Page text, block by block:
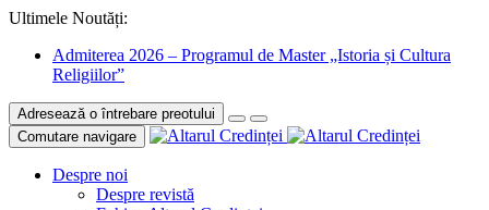
Ultimele Noutăți:
Admiterea 2026 – Programul de Master „Istoria și Cultura
Religiilor”
Adresează o întrebare preotului
Comutare navigare
Despre noi
Despre revistă